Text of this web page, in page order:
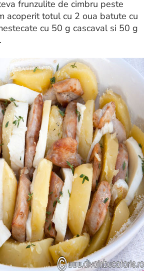
frunzulite de cimbru peste
acoperit totul cu 2 oua batute cu
cu 50 g cascaval si 50 g